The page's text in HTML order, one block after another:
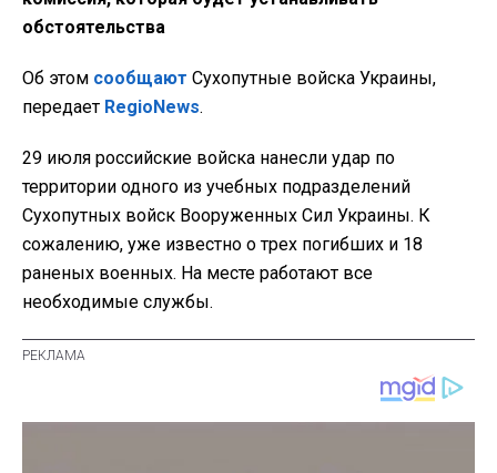
обстоятельства
Об этом сообщают Сухопутные войска Украины,
передает RegioNews.
29 июля российские войска нанесли удар по
территории одного из учебных подразделений
Сухопутных войск Вооруженных Сил Украины. К
сожалению, уже известно о трех погибших и 18
раненых военных. На месте работают все
необходимые службы.